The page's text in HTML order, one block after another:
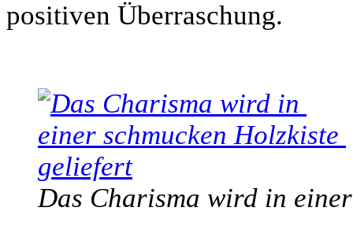
positiven Überraschung.
Das Charisma wird in